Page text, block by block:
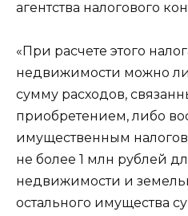
агентства налогового
«При расчете этого
недвижимости можно
сумму расходов,
приобретением, либо
имущественным
не более 1 млн рублей
недвижимости и
остального имущества